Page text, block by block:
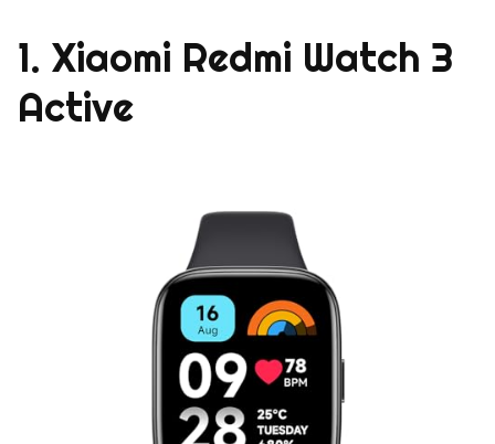
1. Xiaomi Redmi Watch 3
Active